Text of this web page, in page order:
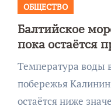
ОБЩЕСТВО
Балтийское
пока остаётся
Температура воды в Балтийском море у
побережья
остаётся ниже